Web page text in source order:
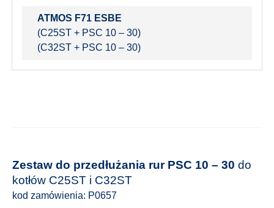
ATMOS F71 ESBE
(C25ST + PSC 10 – 30)
(C32ST + PSC 10 – 30)
Zestaw do przedłużania rur PSC 10 – 30 do
kotłów C25ST i C32ST
kod zamówienia: P0657